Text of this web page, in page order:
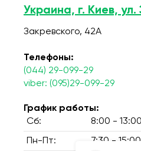
Украина, г. Киев,
Закревского, 42А
Телефоны:
(044) 29-099-29
viber: (095)29-099-29
График работы:
Сб:
8:00 - 13:00
Пн-Пт: 7:30 - 15:00